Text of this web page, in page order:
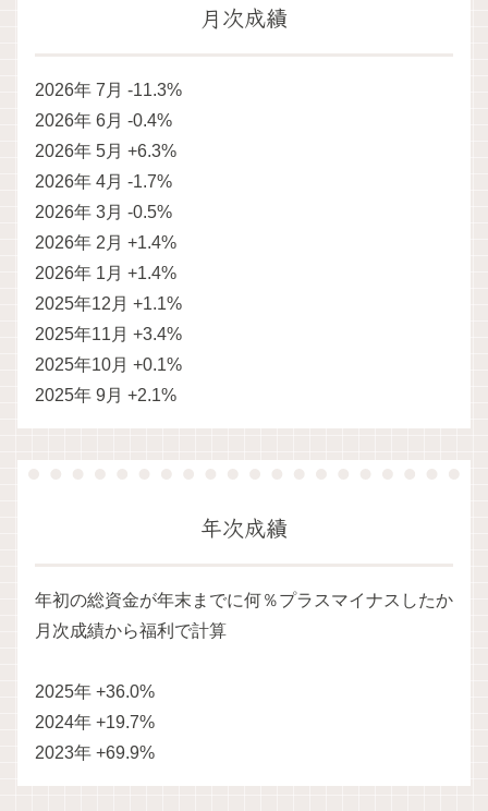
月次成績
2026年 7月 -11.3%
2026年 6月 -0.4%
2026年 5月 +6.3%
2026年 4月 -1.7%
2026年 3月 -0.5%
2026年 2月 +1.4%
2026年 1月 +1.4%
2025年12月 +1.1%
2025年11月 +3.4%
2025年10月 +0.1%
2025年 9月 +2.1%
年次成績
年初の総資金が年末までに何％プラスマイナスしたか
月次成績から福利で計算
2025年 +36.0%
2024年 +19.7%
2023年 +69.9%